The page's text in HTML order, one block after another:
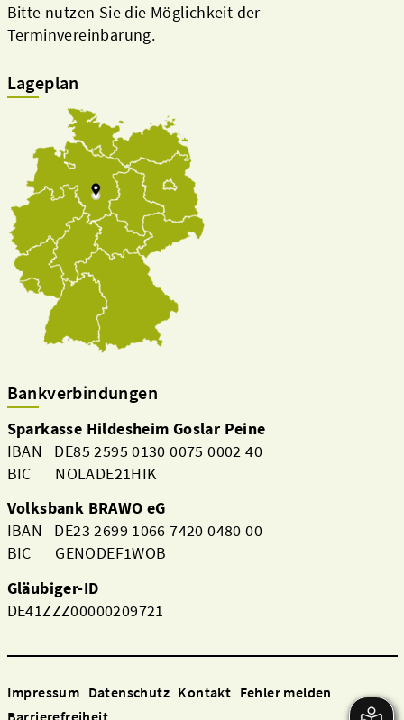
Bitte nutzen Sie die Möglichkeit der
Terminvereinbarung.
Lageplan
Bankverbindungen
Sparkasse Hildesheim Goslar Peine
IBAN DE85 2595 0130 0075 0002 40
BIC NOLADE21HIK
Volksbank BRAWO eG
IBAN DE23 2699 1066 7420 0480 00
BIC GENODEF1WOB
Gläubiger-ID
DE41ZZZ00000209721
Impressum Datenschutz Kontakt Fehler melden
Barrierefreiheit